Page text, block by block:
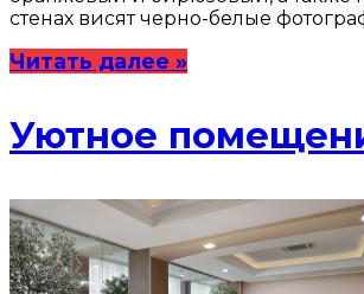
стенах висят черно-белые
Читать далее »
Уютное